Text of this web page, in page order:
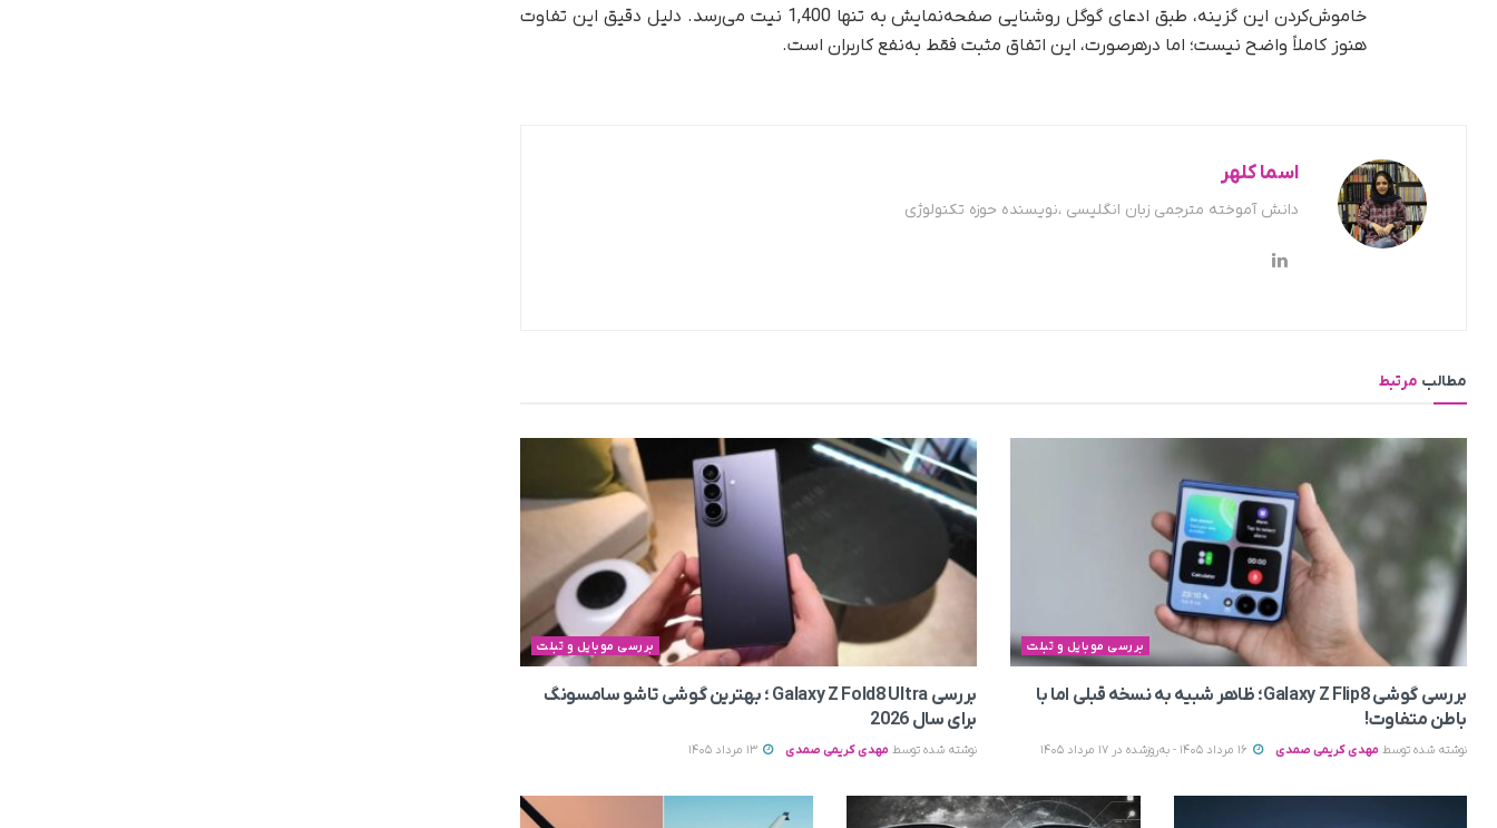
خاموش‌کردن این گزینه، طبق ادعای گوگل روشنایی صفحه‌نمایش به تنها 1,400 نیت می‌رسد. دلیل دقیق این تفاوت
هنوز کاملاً واضح نیست؛ اما در‌هر‌صورت، این اتفاق مثبت فقط به‌نفع کاربران است.
اسما کلهر
دانش آموخته مترجمی زبان انگلیسی ،نویسنده حوزه تکنولوژی
مطالب مرتبط
بررسی موبایل و تبلت
بررسی گوشی Galaxy Z Flip8؛ ظاهر شبیه به نسخه قبلی اما با
باطن متفاوت!
نوشته شده توسط مهدی کریمی صمدی
بررسی موبایل و تبلت
بررسی Galaxy Z Fold8 Ultra ؛ بهترین گوشی تاشو سامسونگ
برای سال 2026
نوشته شده توسط مهدی کریمی صمدی